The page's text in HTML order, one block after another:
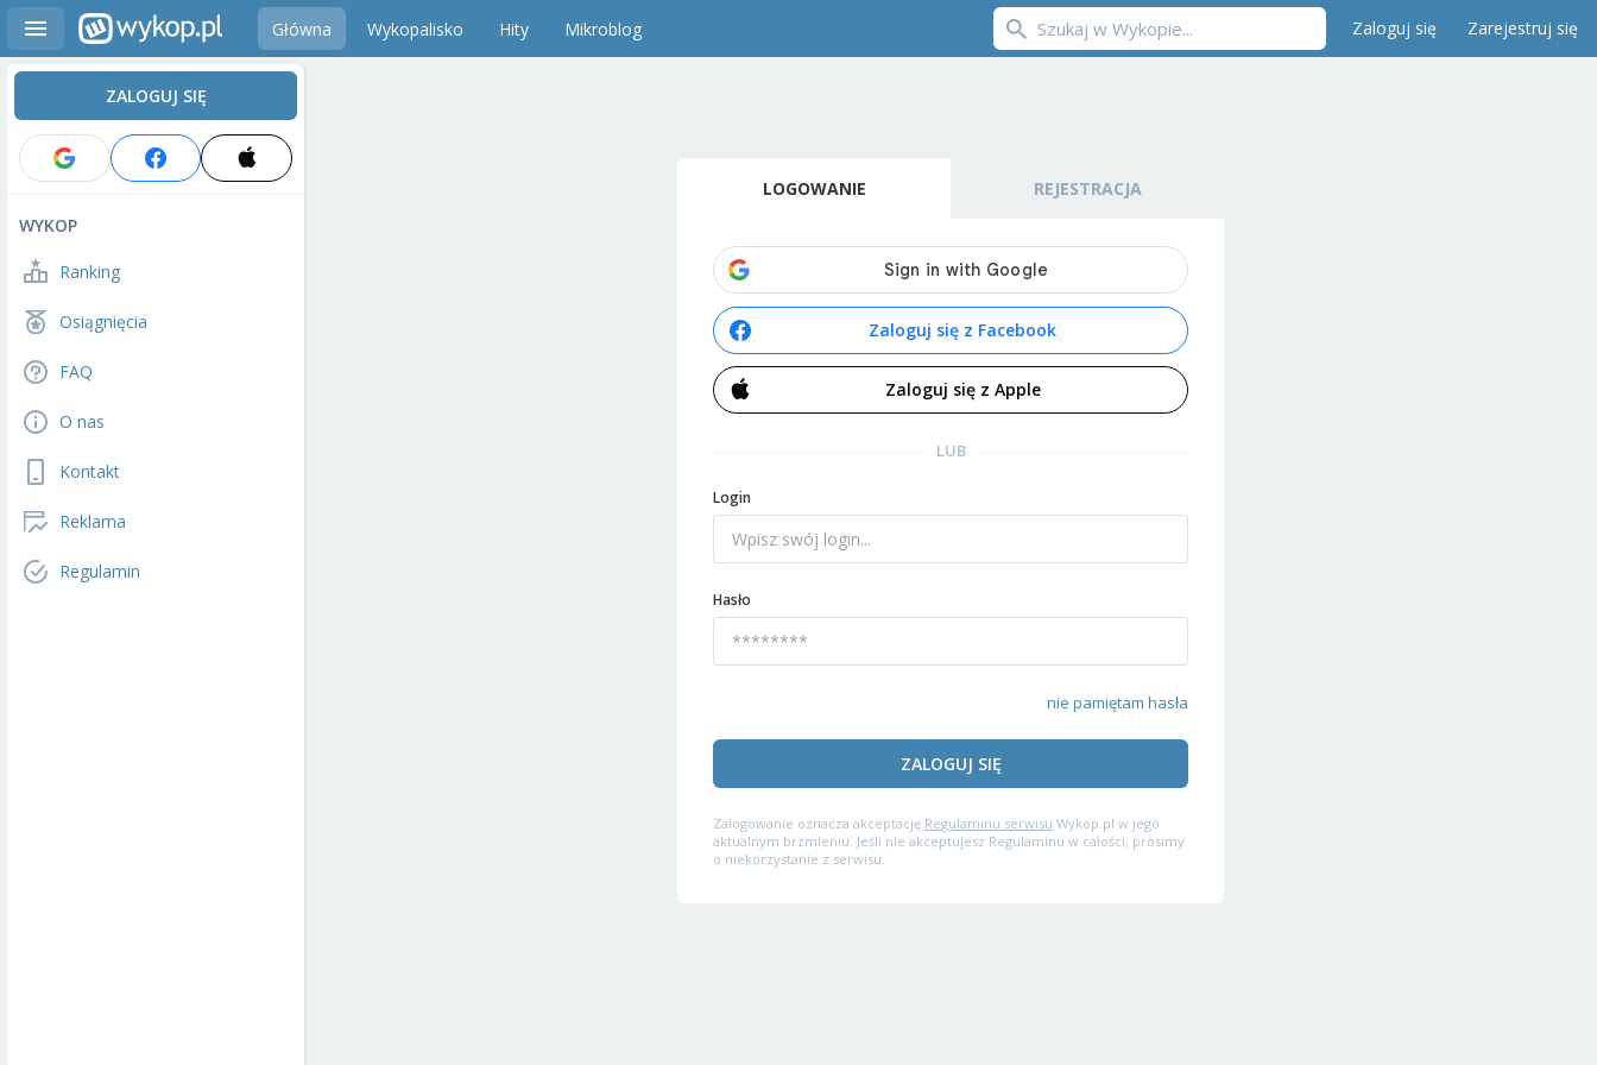
Główna Wykopalisko Hity Mikroblog Zaloguj się Zarejestruj się
ZALOGUJ SIĘ
WYKOP
Ranking
Osiągnięcia
FAQ
O nas
Kontakt
Reklama
Regulamin
LOGOWANIE REJESTRACJA
Zaloguj się z Facebook
Zaloguj się z Apple
LUB
Login
Hasło
nie pamiętam hasła
ZALOGUJ SIĘ
Zalogowanie oznacza akceptację Regulaminu serwisu Wykop.pl w jego
aktualnym brzmieniu. Jeśli nie akceptujesz Regulaminu w całości, prosimy
o niekorzystanie z serwisu.